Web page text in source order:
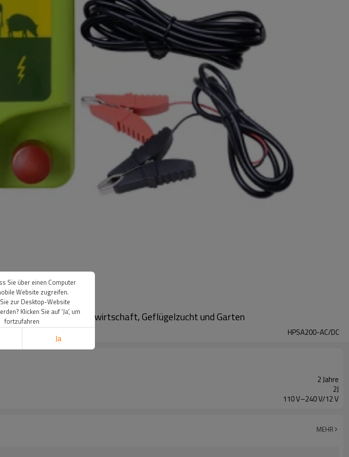
Netzteil für Landwirtschaft, Geflügelzucht und Garten
HPSA200-AC/DC
2 Jahre
2J
110 V–240 V/12 V
MEHR
Sie über einen Computer
Website zugreifen.
zur Desktop-Website
Klicken Sie auf 'Ja', um
fortzufahren
Ja